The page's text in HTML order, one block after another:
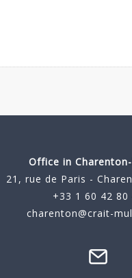
Office in
21, rue de Paris -
+33 1 60 42 80
charenton@crait-